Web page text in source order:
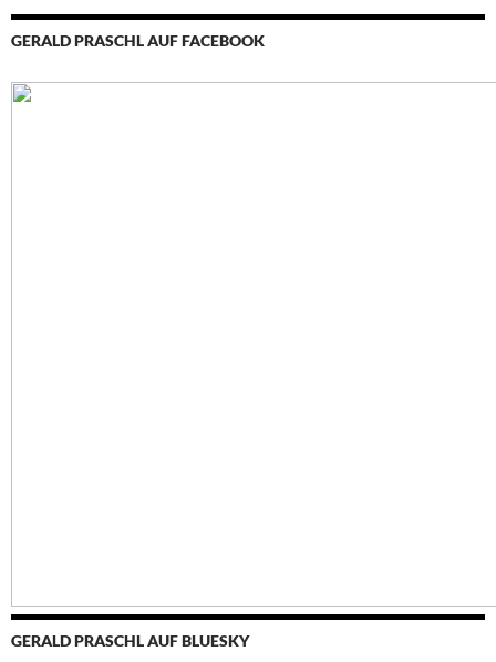
GERALD PRASCHL AUF FACEBOOK
GERALD PRASCHL AUF BLUESKY